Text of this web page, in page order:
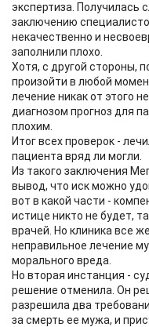
экспертиза. Получилась
заключению
некачественно и
заполнили плохо.
Хотя, с другой стороны,
произойти в любой
лечение никак от этого
диагнозом прогноз для
плохим.
Итог всех проверок -
пациента вряд ли могли.
Из такого заключения
вывод, что иск можно
вот в какой части -
истице никто не будет,
врачей. Но клиника все
неправильное лечение
морального вреда.
Но вторая инстанция -
решение отменила. Он
разрешила два
за смерть ее мужа, и